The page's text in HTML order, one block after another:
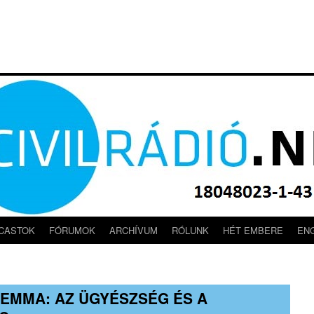
FÓRUMOK ARCHÍVUM RÓLUNK HÉT EMBERE
AZ ÜGYÉSZSÉG ÉS A